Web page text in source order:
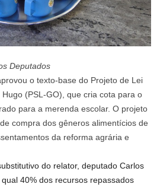
Deputados
o texto-base do Projeto de Lei
(PSL-GO), que cria cota para o
para a merenda escolar. O projeto
compra dos gêneros alimentícios de
da reforma agrária e
do relator, deputado Carlos
40% dos recursos repassados